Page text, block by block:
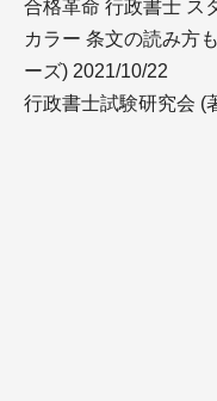
合格革命 行政書士 ス
カラー 条文の読み方
ーズ) 2021/10/22
行政書士試験研究会 (